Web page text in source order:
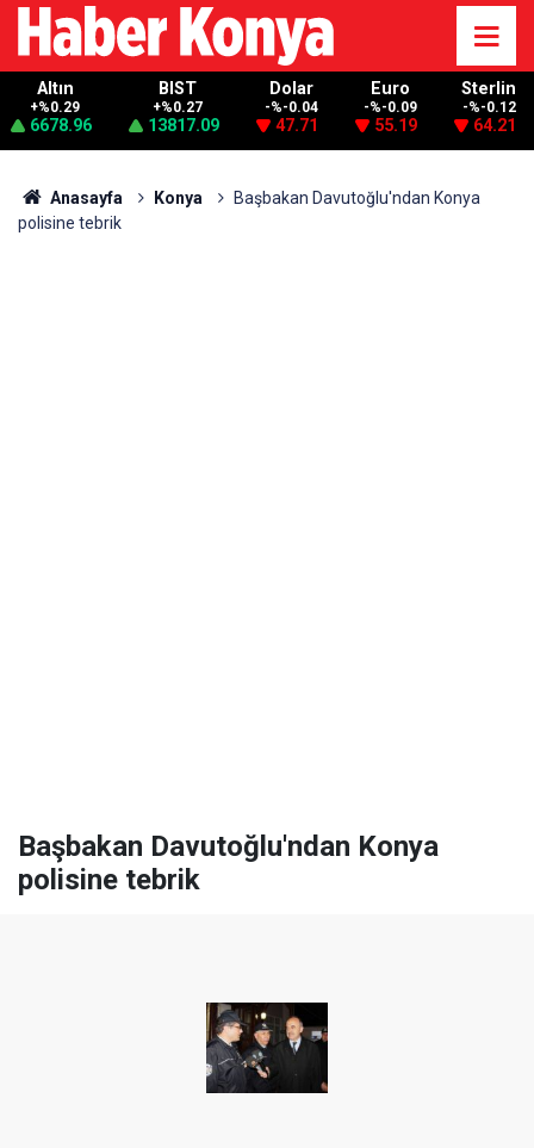
Altın
+%0.29
6678.96
BIST
+%0.27
13817.09
Dolar
-%-0.04
47.71
Euro
-%-0.09
55.19
Sterlin
-%-0.12
64.21
Anasayfa Konya
Başbakan Davutoğlu'ndan Konya
polisine tebrik
Başbakan Davutoğlu'ndan Konya
polisine tebrik